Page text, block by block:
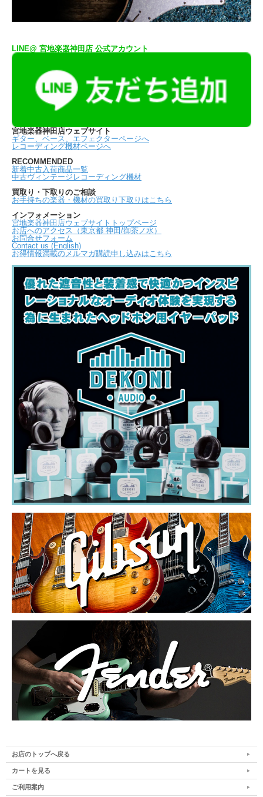
LINE@ 宮地楽器神田店 公式アカウント
宮地楽器神田店ウェブサイト
ギター、ベース、エフェクターページへ
レコーディング機材ページへ
RECOMMENDED
新着中古入荷商品一覧
中古ヴィンテージレコーディング機材
買取り・下取りのご相談
お手持ちの楽器・機材の買取り下取りはこちら
インフォメーション
宮地楽器神田店ウェブサイトトップページ
お店へのアクセス（東京都 神田/御茶ノ水）
お問合せフォーム
Contact us (English)
お得情報満載のメルマガ購読申し込みはこちら
お店のトップへ戻る
カートを見る
ご利用案内